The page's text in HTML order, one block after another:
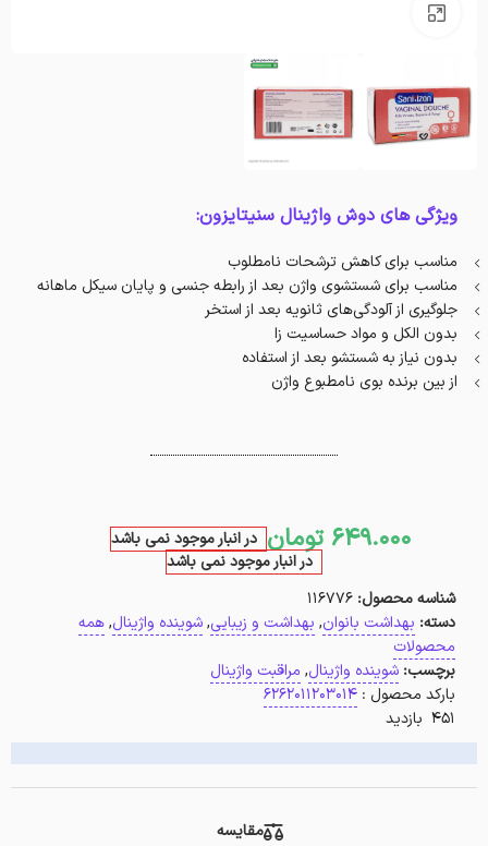
ویژگی های دوش واژینال سنیتایزون:
مناسب برای کاهش ترشحات نامطلوب
مناسب برای شستشوی واژن بعد از رابطه جنسی و پایان سیکل ماهانه
جلوگیری از آلودگی‌های ثانویه بعد از استخر
بدون الکل و مواد حساسیت زا
بدون نیاز به شستشو بعد از استفاده
از بین برنده بوی نا‌مطبوع واژن
649.000 تومان در انبار موجود نمی باشد
در انبار موجود نمی باشد
شناسه محصول: 116776
دسته: بهداشت بانوان, بهداشت و زیبایی,شوینده واژینال,همه
محصولات
برچسب: شوینده واژینال, مراقبت واژینال
بارکد محصول : 6262011203014
451 بازدید
مقایسه